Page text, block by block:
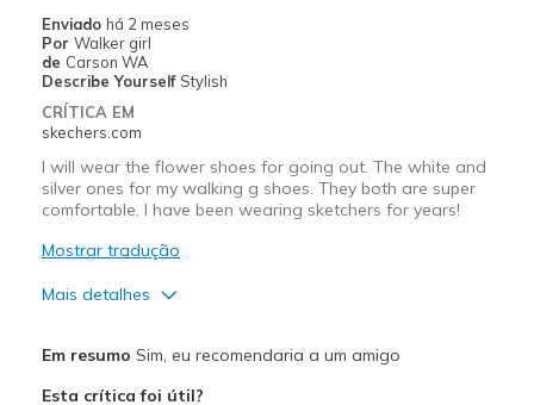
Melhores utilizações
Going Out
Walking
View On Shoes
Enviado há 2 meses
Por Walker girl
de Carson WA
Describe Yourself Stylish
CRÍTICA EM
skechers.com
I will wear the flower shoes for going out. The white and
silver ones for my walking g shoes. They both are super
comfortable. I have been wearing sketchers for years!
Mostrar tradução
Mais detalhes
Em resumo Sim, eu recomendaria a um amigo
Esta crítica foi útil?